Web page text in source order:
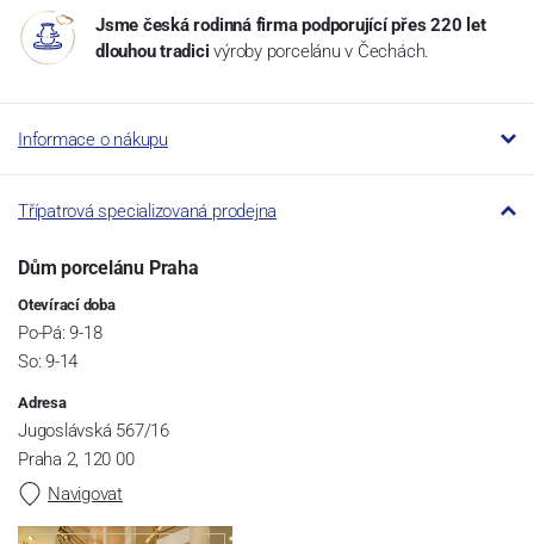
Jsme česká rodinná firma podporující přes 220 let
dlouhou tradici výroby porcelánu v Čechách.
Informace o nákupu
Třípatrová specializovaná prodejna
Dům porcelánu Praha
Otevírací doba
Po-Pá: 9-18
So: 9-14
Adresa
Jugoslávská 567/16
Praha 2, 120 00
Navigovat